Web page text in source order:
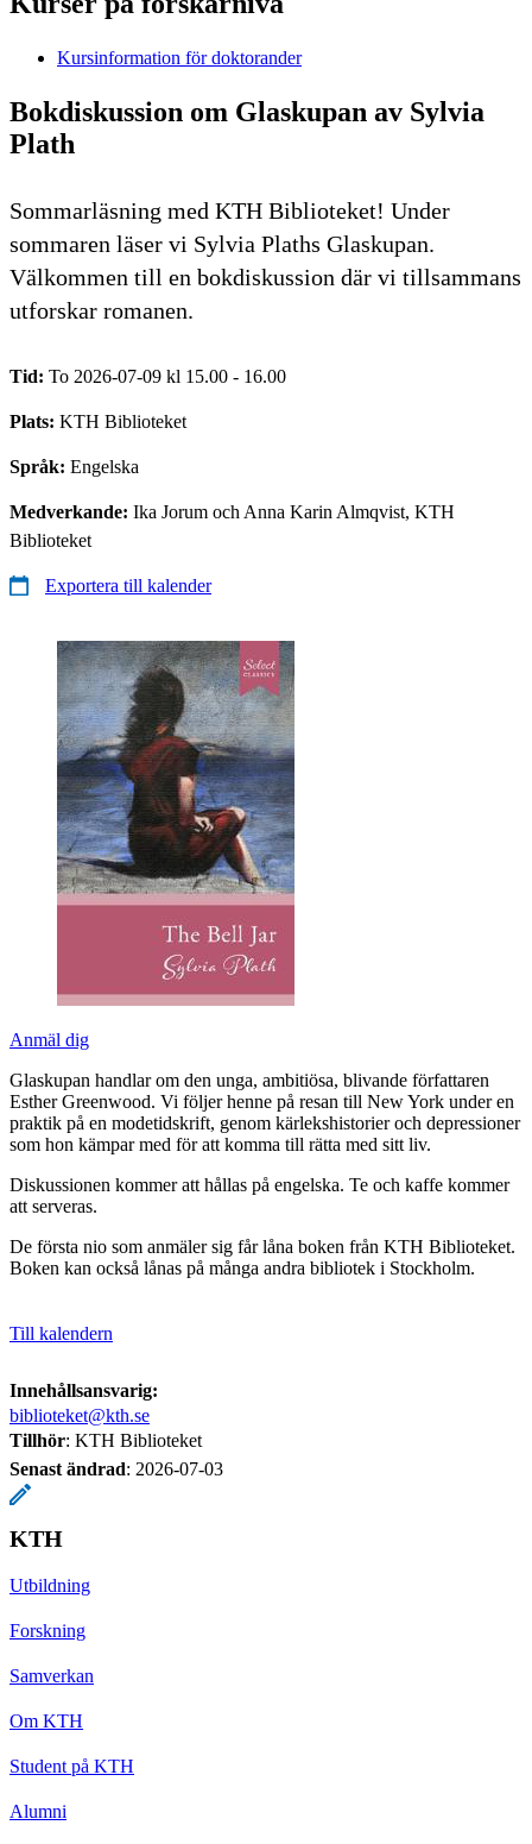
Kursinformation för doktorander
Bokdiskussion om Glaskupan av Sylvia
Plath
Sommarläsning med KTH Biblioteket! Under
sommaren läser vi Sylvia Plaths Glaskupan.
Välkommen till en bokdiskussion där vi tillsammans
utforskar romanen.
Tid: To 2026-07-09 kl 15.00 - 16.00
Plats: KTH Biblioteket
Språk: Engelska
Medverkande: Ika Jorum och Anna Karin Almqvist, KTH
Biblioteket
Exportera till kalender
Anmäl dig
Glaskupan handlar om den unga, ambitiösa, blivande författaren
Esther Greenwood. Vi följer henne på resan till New York under en
praktik på en modetidskrift, genom kärlekshistorier och depressioner
som hon kämpar med för att komma till rätta med sitt liv.
Diskussionen kommer att hållas på engelska. Te och kaffe kommer
att serveras.
De första nio som anmäler sig får låna boken från KTH Biblioteket.
Boken kan också lånas på många andra bibliotek i Stockholm.
Till kalendern
Innehållsansvarig:
biblioteket@kth.se
Tillhör: KTH Biblioteket
Senast ändrad: 2026-07-03
KTH
Utbildning
Forskning
Samverkan
Om KTH
Student på KTH
Alumni